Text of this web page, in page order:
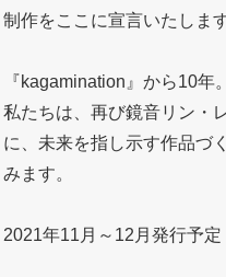
制作をここに宣言いたします
『kagamination』から10年。
私たちは、再び鏡音リン・
に、未来を指し示す作品づ
みます。
2021年11月～12月発行予定